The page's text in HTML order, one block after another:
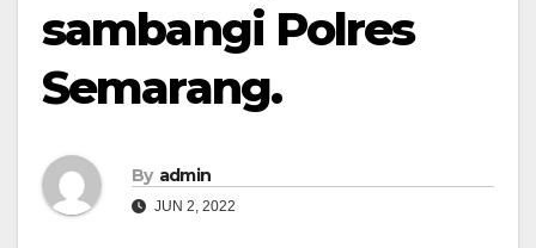
sambangi Polres
Semarang.
By admin
JUN 2, 2022